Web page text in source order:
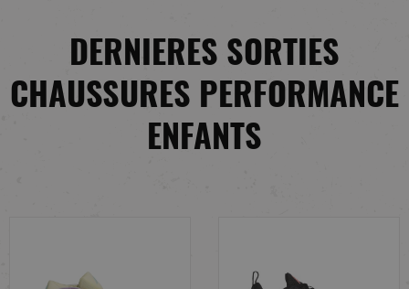
DERNIERES SORTIES
CHAUSSURES PERFORMANCE
ENFANTS